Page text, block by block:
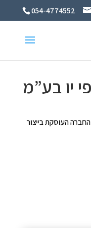
054-4774552
יו בע”מ
העוסקת בייצור